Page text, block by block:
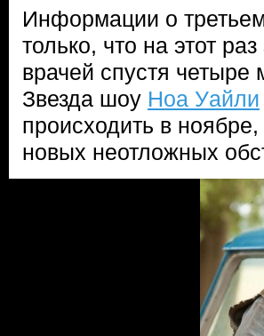
Информации о
только, что на этот
врачей спустя четыре
Звезда шоу Ноа Уайли
происходить в
новых неотложных